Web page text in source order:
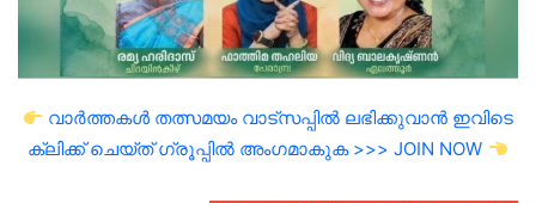
വാർത്തകൾ തത്സമയം വാട്സപ്പിൽ ലഭിക്കുവാൻ ഇവിടെ
ക്ലിക്ക് ചെയ്ത് ഗ്രൂപ്പിൽ അംഗമാകുക >>> JOIN NOW